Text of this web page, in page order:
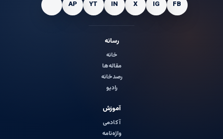
رسانه
خانه
مقاله‌ها
رصدخانه
رادیو
آموزش
آکادمی
واژه‌نامه